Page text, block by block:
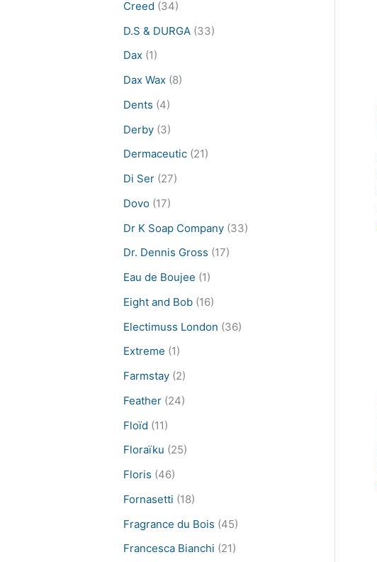
Creed (34)
D.S & DURGA (33)
Dax (1)
Dax Wax (8)
Dents (4)
Derby (3)
Dermaceutic (21)
Di Ser (27)
Dovo (17)
Dr K Soap Company (33)
Dr. Dennis Gross (17)
Eau de Boujee (1)
Eight and Bob (16)
Electimuss London (36)
Extreme (1)
Farmstay (2)
Feather (24)
Floïd (11)
Floraïku (25)
Floris (46)
Fornasetti (18)
Fragrance du Bois (45)
Francesca Bianchi (21)